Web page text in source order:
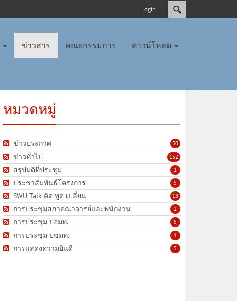
Login
ข่าวสาร คณะกรรมการ ดาวน์โหลด
หมวดหมู่
50
ข่าวประกาศ
152
ข่าวทั่วไป
1
สรุปมติที่ประชุม
5
ประชาสัมพันธ์โครงการ
18
SWU Talk คิด พูด เปลี่ยน
2
การประชุมสภาคณาจารย์และพนักงาน
5
การประชุม ปอมท.
1
การประชุม ปขมท.
5
การแสดงความยินดี